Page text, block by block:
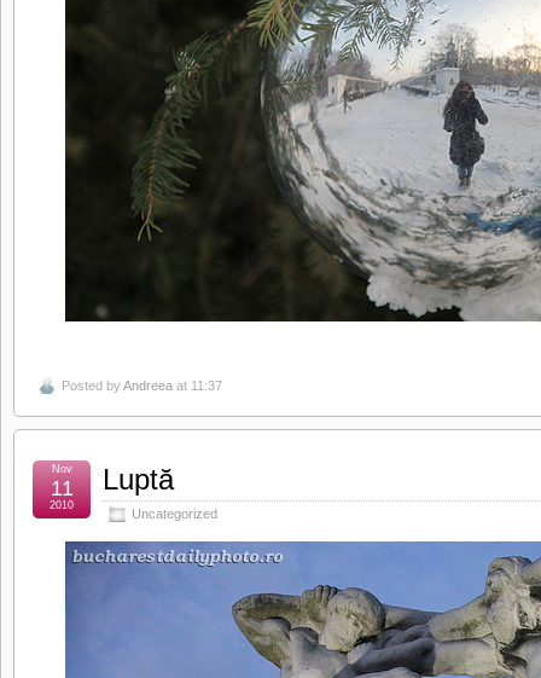
Posted byAndreea at 11:37
Luptă
Uncategorized
Nov
11
2010